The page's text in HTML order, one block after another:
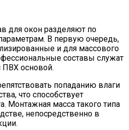
для окон разделяют по
В первую очередь,
и для массового
составы служат
ПВХ основой.
попаданию влаги
что способствует
Монтажная масса такого типа
непосредственно в